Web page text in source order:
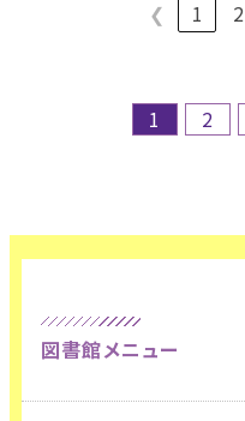
❮
1 2
1 2
図書館メニュー